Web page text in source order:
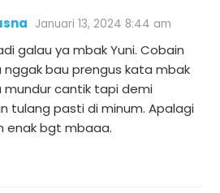
Januari 13, 2024 8:44 am
galau ya mbak Yuni. Cobain
bau prengus kata mbak
mundur cantik tapi demi
tulang pasti di minum. Apalagi
enak bgt mbaaa.